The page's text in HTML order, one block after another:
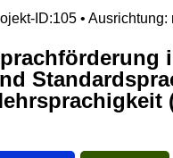
ID:105 • Ausrichtung: